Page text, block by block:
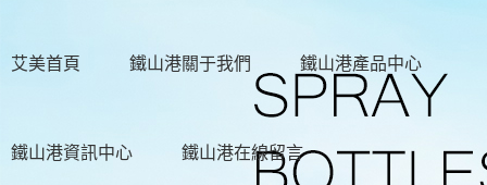
艾美首頁 鐵山港關于我們 鐵山港產品中心
鐵山港資訊中心 鐵山港在線留言